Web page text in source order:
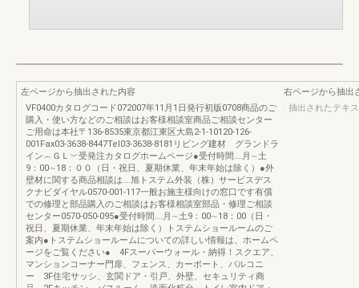
左ページから抽出された内容
VF0400カタログコード072007年11月1日発行初版0708商品のご
購入・使い方などのご相談はお客様相談室商品ご相談センター
ご用命は本社〒136-8535東京都江東区大島2-1-10120-126-
001Fax03-3638-8447Tel03-3638-8181リビング建材 グランドラ
イン︵ＧＬ︶受発注カタログホームページ●受付時間‥‥月∼土
9：00∼18：００（日・祝日、夏期休業、年末年始は除く）●外
壁材に関する商品相談は‥‥旭トステム外装（株）サービスデス
クナビダイヤル0570-001-117一般お施主様向けの窓口です有償
での修理と部品購入のご相談はお客様相談室部品・修理ご相談
センター0570-050-095●受付時間‥‥月∼土9：00∼18：00（日・
祝日、夏期休業、年末年始は除く）トステムショールームのご
案内●トステムショールームについての詳しい情報は、ホームペ
ージをご覧ください● 4Fスーパーウォール・納得！スクエア、
マンションコーナー門扉、フェンス、カーポート、バルコニ
ー 3F住宅サッシ、玄関ドア・引戸、外壁、セキュリティ商
右ページから抽出
抽出されたテキ